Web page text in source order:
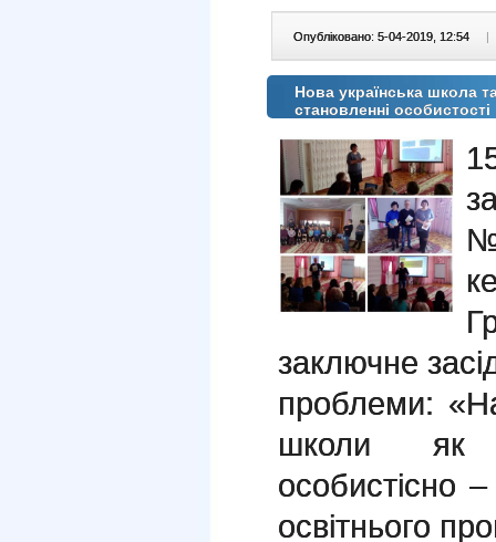
Опубліковано: 5-04-2019, 12:54 |
Нова українська школа
становленні особистості
заключне
проблеми:
школи як
особистісно
освітнього